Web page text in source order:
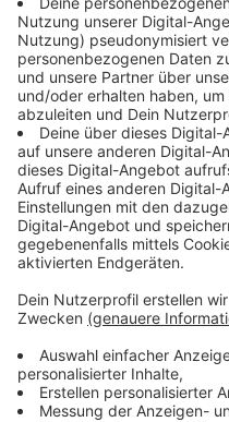
anderem an der guten
sind die Betriebe zu
Mehr als jeder dritte
Aufträgen. Nur rund 18
weniger Aufträge.
Anzeige
Noch immer sind
unbesetzt
Anzeige
Zu diesem positiven
Probleme, die der